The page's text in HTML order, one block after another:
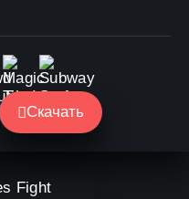
Скачать